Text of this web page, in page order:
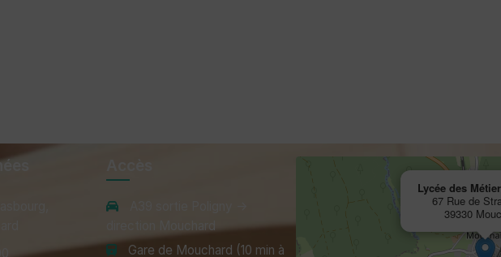
direction Mouchard
Gare de Mouchard (10 min à
Lycée des
67 Rue de
39330